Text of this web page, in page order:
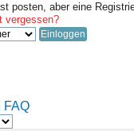
posten, aber eine
vergessen?
FAQ